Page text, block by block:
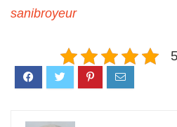
sanibroyeur